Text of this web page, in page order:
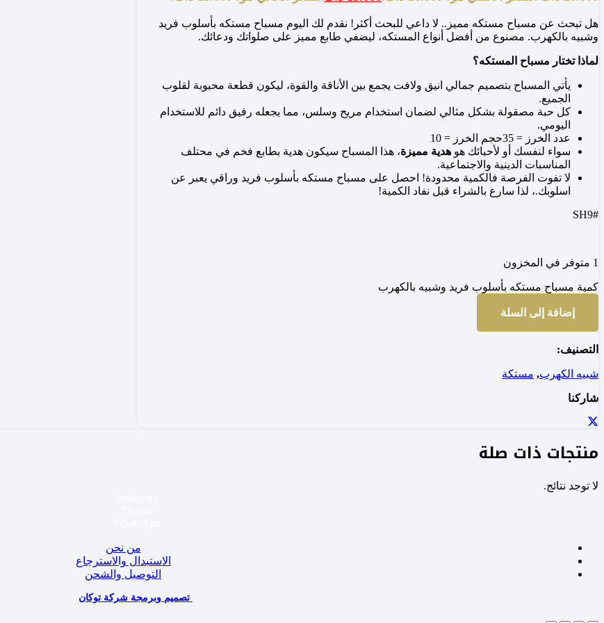
هل تبحث عن مسباح مستكه مميز.. لا داعي للبحث أكثر! نقدم لك اليوم مسباح مستكه بأسلوب فريد
وشبيه بالكهرب. مصنوع من أفضل أنواع المستكه، ليضفي طابع مميز على صلواتك ودعائك.
لماذا تختار مسباح المستكه؟
يأتي المسباح بتصميم جمالي انيق ولافت يجمع بين الأناقة والقوة، ليكون قطعة محبوبة لقلوب
الجميع.
كل حبة مصقولة بشكل مثالي لضمان استخدام مريح وسلس، مما يجعله رفيق دائم للاستخدام
اليومي.
عدد الخرز = 35حجم الخرز = 10
سواء لنفسك أو لأحبائك هو هدية مميزة، هذا المسباح سيكون هدية بطابع فخم في محتلف
المناسبات الدينية والاجتماعية.
لا تفوت الفرصة فالكمية محدودة! احصل على مسباح مستكه بأسلوب فريد وراقي يعبر عن
اسلوبك.، لذا سارع بالشراء قبل نفاد الكمية!
#SH9
1 متوفر في المخزون
كمية مسباح مستكه بأسلوب فريد وشبيه بالكهرب
إضافة إلى السلة
التصنيف:
شبيه الكهرب, مستكة
شاركنا
منتجات ذات صلة
لا توجد نتائج.
من نحن
الاستبدال والاسترجاع
التوصيل والشحن
تصميم وبرمجة شركة توكان